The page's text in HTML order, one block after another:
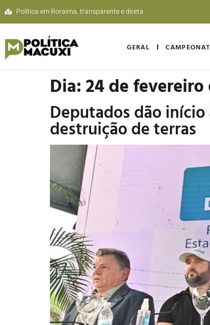
Política em Roraima, transparente e direta.
GERAL
Dia: 24 de fevereiro
Deputados dão início
destruição de terras